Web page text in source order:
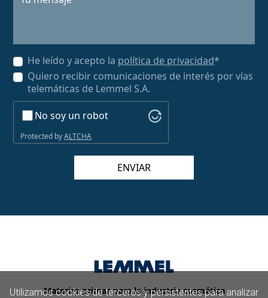
He leído y acepto la política de privacidad*
Quiero recibir comunicaciones de interés por vías
telemáticas de Lemmel S.A.
No soy un robot
Protected byALTCHA
ENVIAR
Materias primas para la industria cosmética
Utilizamos cookies de terceros y persistentes para analizar